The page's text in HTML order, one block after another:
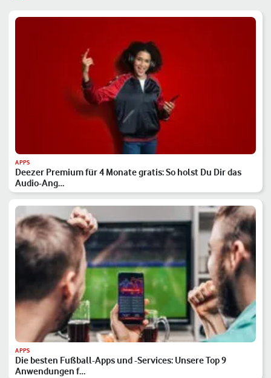
APPS
Deezer Premium für 4 Monate gratis: So holst Du Dir das
Audio-Ang…
APPS
Die besten Fußball-Apps und -Services: Unsere Top 9
Anwendungen f…